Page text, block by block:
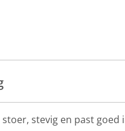
stevig en past